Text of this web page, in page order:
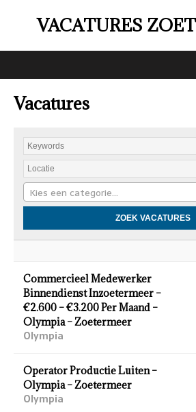
VACATURES
Vacatures
Kies een categorie…
Commercieel Medewerker
Binnendienst Inzoetermeer –
€2.600 – €3.200 Per Maand –
Olympia – Zoetermeer
Olympia
Operator Productie Luiten –
Olympia – Zoetermeer
Olympia